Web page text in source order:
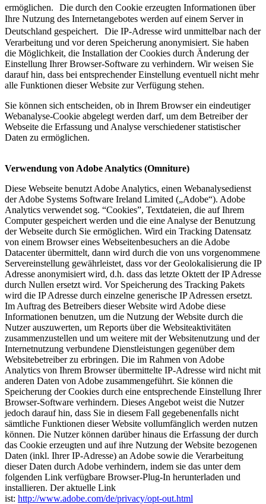
ermöglichen. Die durch den Cookie erzeugten Informationen über
Ihre Nutzung des Internetangebotes werden auf einem Server in
Deutschland gespeichert. Die IP-Adresse wird unmittelbar nach der
Verarbeitung und vor deren Speicherung anonymisiert. Sie haben
die Möglichkeit, die Installation der Cookies durch Änderung der
Einstellung Ihrer Browser-Software zu verhindern. Wir weisen Sie
darauf hin, dass bei entsprechender Einstellung eventuell nicht mehr
alle Funktionen dieser Website zur Verfügung stehen.
Sie können sich entscheiden, ob in Ihrem Browser ein eindeutiger
Webanalyse-Cookie abgelegt werden darf, um dem Betreiber der
Webseite die Erfassung und Analyse verschiedener statistischer
Daten zu ermöglichen.
Verwendung von Adobe Analytics (Omniture)
Diese Webseite benutzt Adobe Analytics, einen Webanalysedienst
der Adobe Systems Software Ireland Limited („Adobe“). Adobe
Analytics verwendet sog. “Cookies”, Textdateien, die auf Ihrem
Computer gespeichert werden und die eine Analyse der Benutzung
der Webseite durch Sie ermöglichen. Wird ein Tracking Datensatz
von einem Browser eines Webseitenbesuchers an die Adobe
Datacenter übermittelt, dann wird durch die von uns vorgenommene
Servereinstellung gewährleistet, dass vor der Geolokalisierung die IP
Adresse anonymisiert wird, d.h. dass das letzte Oktett der IP Adresse
durch Nullen ersetzt wird. Vor Speicherung des Tracking Pakets
wird die IP Adresse durch einzelne generische IP Adressen ersetzt.
Im Auftrag des Betreibers dieser Website wird Adobe diese
Informationen benutzen, um die Nutzung der Website durch die
Nutzer auszuwerten, um Reports über die Websiteaktivitäten
zusammenzustellen und um weitere mit der Websitenutzung und der
Internetnutzung verbundene Dienstleistungen gegenüber dem
Websitebetreiber zu erbringen. Die im Rahmen von Adobe
Analytics von Ihrem Browser übermittelte IP-Adresse wird nicht mit
anderen Daten von Adobe zusammengeführt. Sie können die
Speicherung der Cookies durch eine entsprechende Einstellung Ihrer
Browser-Software verhindern. Dieses Angebot weist die Nutzer
jedoch darauf hin, dass Sie in diesem Fall gegebenenfalls nicht
sämtliche Funktionen dieser Website vollumfänglich werden nutzen
können. Die Nutzer können darüber hinaus die Erfassung der durch
das Cookie erzeugten und auf ihre Nutzung der Website bezogenen
Daten (inkl. Ihrer IP-Adresse) an Adobe sowie die Verarbeitung
dieser Daten durch Adobe verhindern, indem sie das unter dem
folgenden Link verfügbare Browser-Plug-In herunterladen und
installieren. Der aktuelle Link
ist: http://www.adobe.com/de/privacy/opt-out.html